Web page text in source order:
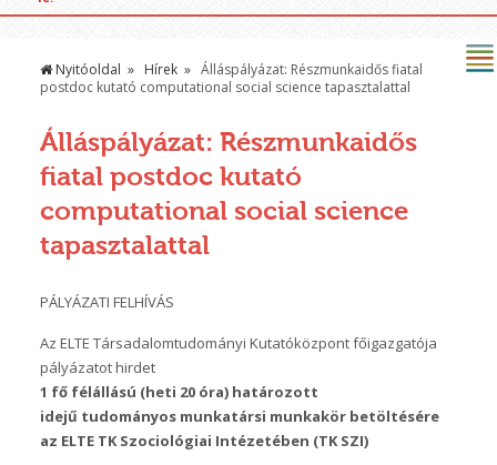
Nyitóoldal Hírek
Álláspályázat: Részmunkaidős fiatal
postdoc kutató computational social science tapasztalattal
Álláspályázat: Részmunkaidős
fiatal postdoc kutató
computational social science
tapasztalattal
PÁLYÁZATI FELHÍVÁS
Az ELTE Társadalomtudományi Kutatóközpont főigazgatója
pályázatot hirdet
1 fő félállású (heti 20 óra) határozott
idejű tudományos munkatársi munkakör betöltésére
az ELTE TK Szociológiai Intézetében (TK SZI)